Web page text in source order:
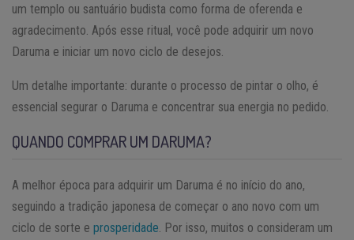
um templo ou santuário budista como forma de oferenda e
agradecimento. Após esse ritual, você pode adquirir um novo
Daruma e iniciar um novo ciclo de desejos.
Um detalhe importante: durante o processo de pintar o olho, é
essencial segurar o Daruma e concentrar sua energia no pedido.
QUANDO COMPRAR UM DARUMA?
A melhor época para adquirir um Daruma é no início do ano,
seguindo a tradição japonesa de começar o ano novo com um
ciclo de sorte e prosperidade . Por isso, muitos o consideram um